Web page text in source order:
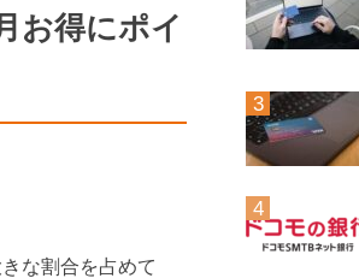
お得にポイ
な割合を占めて